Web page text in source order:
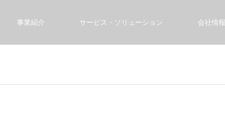
事業紹介 サービス・ソリューション 会社情報